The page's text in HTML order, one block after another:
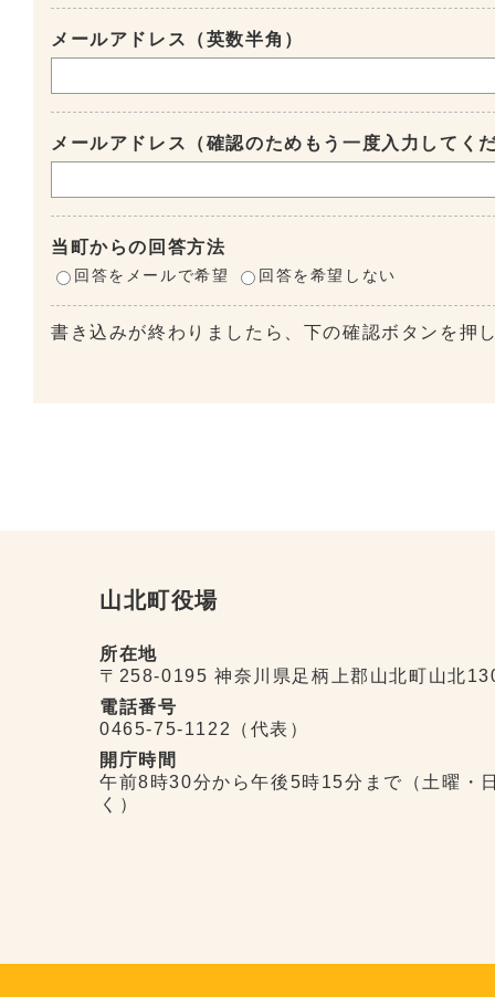
メールアドレス（英数半角）
メールアドレス（確認のためもう一度入力してく
当町からの回答方法
回答をメールで希望 回答を希望しない
書き込みが終わりましたら、下の確認ボタンを押
山北町役場
所在地
〒258-0195 神奈川県足柄上郡山北町山北
電話番号
0465-75-1122（代表）
開庁時間
午前8時30分から午後5時15分まで（土曜・
く）